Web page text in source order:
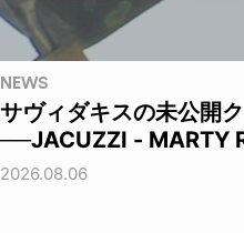
NEWS
サヴィダキスの未公開
──JACUZZI - MARTY
2026.08.06